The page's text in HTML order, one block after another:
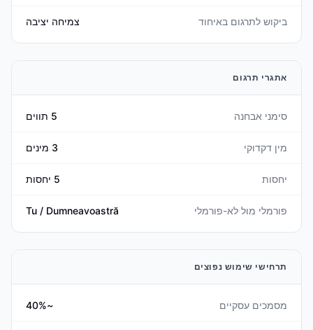
ביקוש לתרגום באיחוד צמיחה יציבה
אתגרי תרגום
סימני אבחנה 5 תווים
מין דקדוקי 3 מינים
יחסות 5 יחסות
פורמלי מול לא-פורמלי Tu / Dumneavoastră
תרחישי שימוש נפוצים
מסמכים עסקיים ~40%